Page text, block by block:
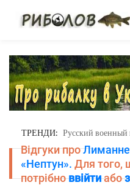
ТРЕНДИ: Русский военный
Відгуки проЛиманне
«Нептун». Для того,
потрібноввійтиабо